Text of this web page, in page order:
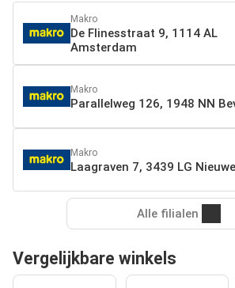
Makro
De Flinesstraat 9, 1114 AL
Amsterdam
Makro
Parallelweg 126, 1948 NN
Makro
Laagraven 7, 3439 LG
Alle filialen
Vergelijkbare winkels